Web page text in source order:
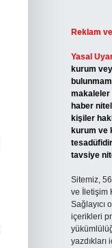
Reklam
Yasal
kurum
makaleler
haber
kişiler
kurum ve
tavsiye
Sitemiz,
ve İletişim
Sağlayıcı
içerikleri